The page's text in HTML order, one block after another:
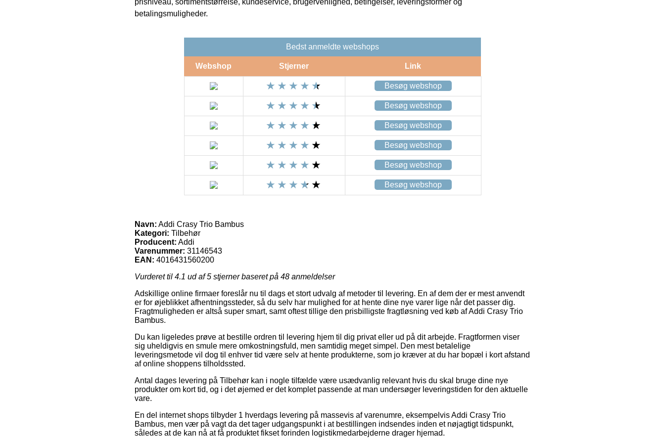
prisniveau, sortimentstørrelse, kundeservice, brugervenlighed, betingelser, leveringsformer og
betalingsmuligheder.
Bedst anmeldte webshops
Webshop Stjerner Link
Besøg webshop
Besøg webshop
Besøg webshop
Besøg webshop
Besøg webshop
Besøg webshop
Navn: Addi Crasy Trio Bambus
Kategori: Tilbehør
Producent: Addi
Varenummer: 31146543
EAN: 4016431560200
Vurderet til 4.1 ud af 5 stjerner baseret på 48 anmeldelser
Adskillige online firmaer foreslår nu til dags et stort udvalg af metoder til levering. En af dem der er mest anvendt
er for øjeblikket afhentningssteder, så du selv har mulighed for at hente dine nye varer lige når det passer dig.
Fragtmuligheden er altså super smart, samt oftest tillige den prisbilligste fragtløsning ved køb af Addi Crasy Trio
Bambus.
Du kan ligeledes prøve at bestille ordren til levering hjem til dig privat eller ud på dit arbejde. Fragtformen viser
sig uheldigvis en smule mere omkostningsfuld, men samtidig meget simpel. Den mest betalelige
leveringsmetode vil dog til enhver tid være selv at hente produkterne, som jo kræver at du har bopæl i kort afstand
af online shoppens tilholdssted.
Antal dages levering på Tilbehør kan i nogle tilfælde være usædvanlig relevant hvis du skal bruge dine nye
produkter om kort tid, og i det øjemed er det komplet passende at man undersøger leveringstiden for den aktuelle
vare.
En del internet shops tilbyder 1 hverdags levering på massevis af varenumre, eksempelvis Addi Crasy Trio
Bambus, men vær på vagt da det tager udgangspunkt i at bestillingen indsendes inden et nøjagtigt tidspunkt,
således at de kan nå at få produktet fikset forinden logistikmedarbejderne drager hjemad.